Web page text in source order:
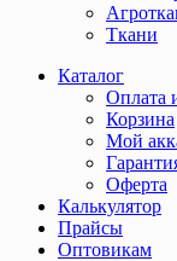
Ткани
Каталог
Оплата
Корзина
Мой
Оферта
Калькулятор
Прайсы
Оптовикам